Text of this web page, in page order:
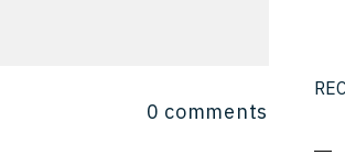
0 comments